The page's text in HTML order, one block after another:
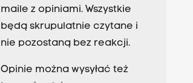
maile z opiniami. Wszystkie
będą skrupulatnie czytane i
nie pozostaną bez reakcji.
Opinie można wysyłać też